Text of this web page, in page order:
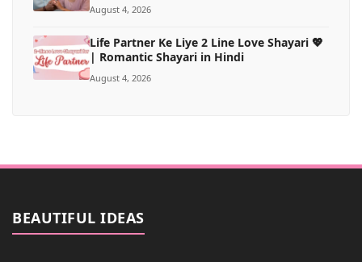
August 4, 2026
Life Partner Ke Liye 2 Line Love Shayari 💖
| Romantic Shayari in Hindi
August 4, 2026
BEAUTIFUL IDEAS